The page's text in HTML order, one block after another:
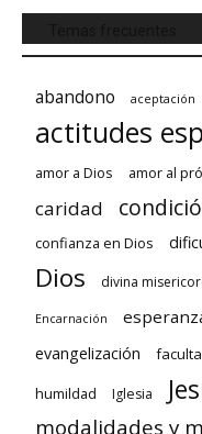
abandono aceptación
actitudes
amor a Dios amor al
caridad
confianza en Dios
Dios divina
Encarnación
evangelización
humildad Iglesia
modalidades y